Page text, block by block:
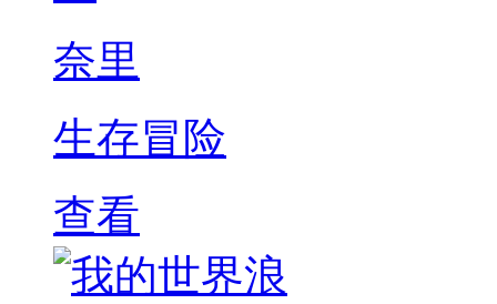
奈里
生存冒险
查看